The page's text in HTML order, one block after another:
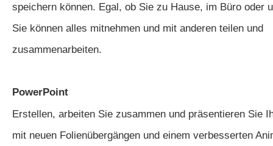
speichern können. Egal, ob Sie zu Hause, im Büro oder
Sie können alles mitnehmen und mit anderen teilen und
zusammenarbeiten.
PowerPoint
Erstellen, arbeiten Sie zusammen und präsentieren Sie
mit neuen Folienübergängen und einem verbesserten